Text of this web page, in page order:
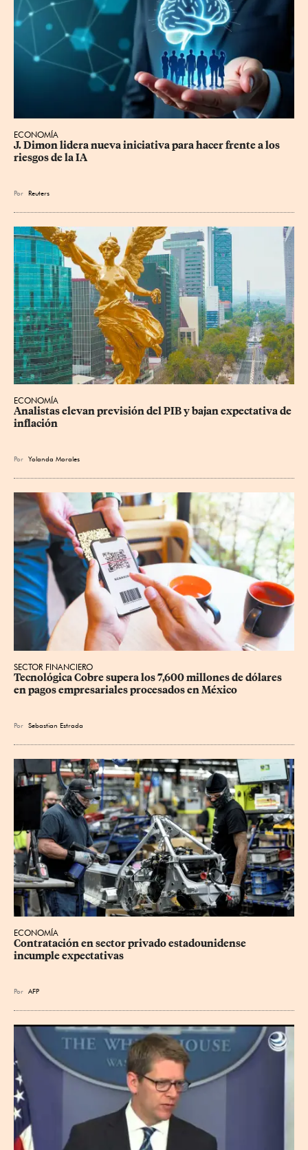
ECONOMÍA
J. Dimon lidera nueva iniciativa para hacer frente a los
riesgos de la IA
Por Reuters
ECONOMÍA
Analistas elevan previsión del PIB y bajan expectativa de
inflación
Por Yolanda Morales
SECTOR FINANCIERO
Tecnológica Cobre supera los 7,600 millones de dólares
en pagos empresariales procesados en México
Por Sebastian Estrada
ECONOMÍA
Contratación en sector privado estadounidense
incumple expectativas
Por AFP